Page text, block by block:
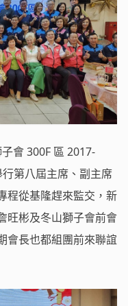
會 300F 區 2017-
第八屆主席、副主席
程從基隆趕來監交，新
旺彬及冬山獅子會前會
會長也都組團前來聯誼